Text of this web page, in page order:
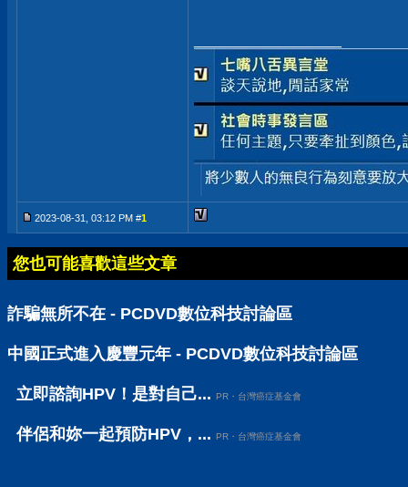
2023-08-31, 03:12 PM #1
您也可能喜歡這些文章
詐騙無所不在 - PCDVD數位科技討論區
中國正式進入慶豐元年 - PCDVD數位科技討論區
立即諮詢HPV！是對自己... PR・台灣癌症基金會
伴侶和妳一起預防HPV，... PR・台灣癌症基金會